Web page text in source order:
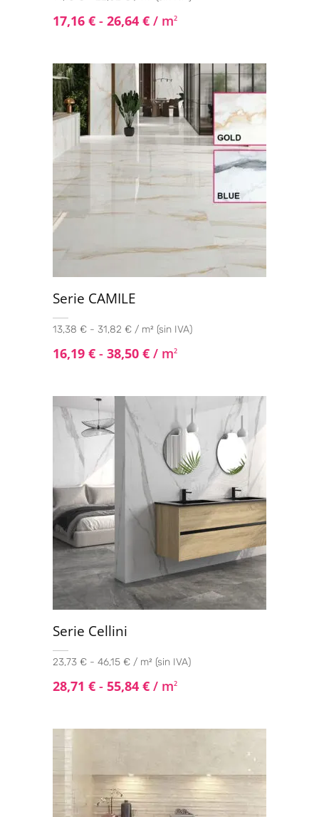
17,16 € - 26,64 € / m2
Serie CAMILE
13,38 € - 31,82 € / m² (sin IVA)
16,19 € - 38,50 € / m2
Serie Cellini
23,73 € - 46,15 € / m² (sin IVA)
28,71 € - 55,84 € / m2